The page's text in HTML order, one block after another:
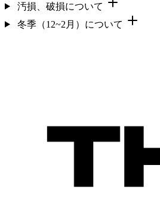
汚損、破損について
冬季（12~2月）について